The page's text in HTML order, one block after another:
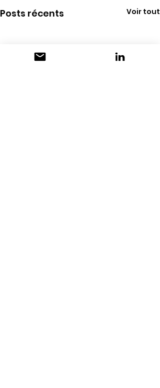
Posts récents Voir tout